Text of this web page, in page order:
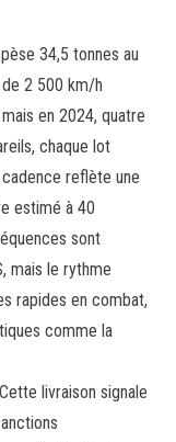
34,5 tonnes au
2 500 km/h
en 2024, quatre
chaque lot
reflète une
estimé à 40
sont
mais le rythme
rapides en combat,
comme la
livraison signale